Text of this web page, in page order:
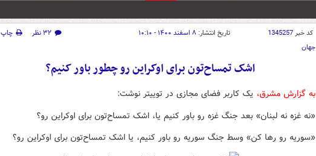
کد خبر1345257 تاریخ انتشار: ۸ اسفند ۱۴۰۰ - ۱۰:۱۰ ۳۲ نظر
چاپ
جهان
اشک تمساح‌تون برای اوکراین رو چطور باور کنیم؟
به گزارش مشرق، یک کاربر فضای مجازی در توییتر نوشت:
‏«نه غزه نه لبنان» بعد جنگ غزه رو باور کنیم یا، اشک تمساح‌تون برای اوکراین رو؟
«سوریه رو رها کن» وسط جنگ سوریه رو باور کنیم، یا اشک تمساح‌تون برای اوکراین رو؟